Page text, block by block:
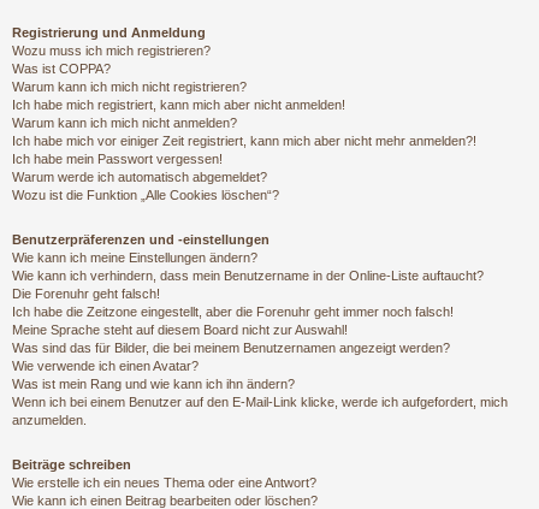
Registrierung und Anmeldung
Wozu muss ich mich registrieren?
Was ist COPPA?
Warum kann ich mich nicht registrieren?
Ich habe mich registriert, kann mich aber nicht anmelden!
Warum kann ich mich nicht anmelden?
Ich habe mich vor einiger Zeit registriert, kann mich aber nicht mehr anmelden?!
Ich habe mein Passwort vergessen!
Warum werde ich automatisch abgemeldet?
Wozu ist die Funktion „Alle Cookies löschen“?
Benutzerpräferenzen und -einstellungen
Wie kann ich meine Einstellungen ändern?
Wie kann ich verhindern, dass mein Benutzername in der Online-Liste auftaucht?
Die Forenuhr geht falsch!
Ich habe die Zeitzone eingestellt, aber die Forenuhr geht immer noch falsch!
Meine Sprache steht auf diesem Board nicht zur Auswahl!
Was sind das für Bilder, die bei meinem Benutzernamen angezeigt werden?
Wie verwende ich einen Avatar?
Was ist mein Rang und wie kann ich ihn ändern?
Wenn ich bei einem Benutzer auf den E-Mail-Link klicke, werde ich aufgefordert, mich
anzumelden.
Beiträge schreiben
Wie erstelle ich ein neues Thema oder eine Antwort?
Wie kann ich einen Beitrag bearbeiten oder löschen?